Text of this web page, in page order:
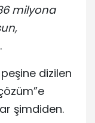
milyona
dizilen
şimdiden.